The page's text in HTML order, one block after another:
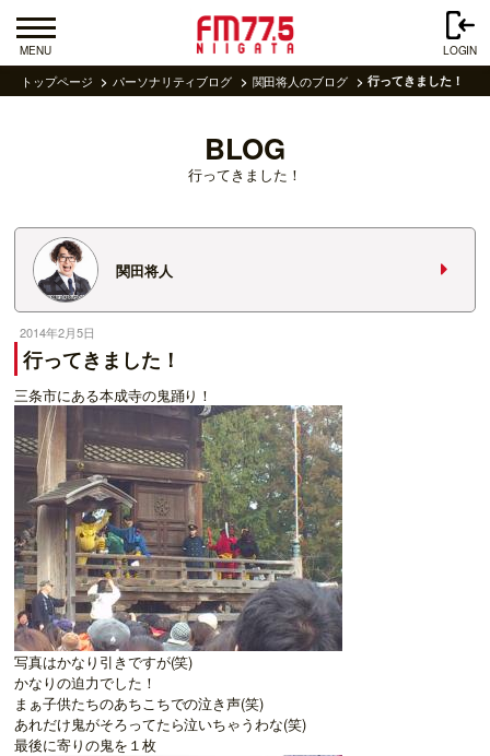
MENU LOGIN
トップページ パーソナリティブログ 関田将人のブログ 行ってきました！
BLOG
行ってきました！
関田将人
2014年2月5日
行ってきました！
三条市にある本成寺の鬼踊り！
写真はかなり引きですが(笑)
かなりの迫力でした！
まぁ子供たちのあちこちでの泣き声(笑)
あれだけ鬼がそろってたら泣いちゃうわな(笑)
最後に寄りの鬼を１枚